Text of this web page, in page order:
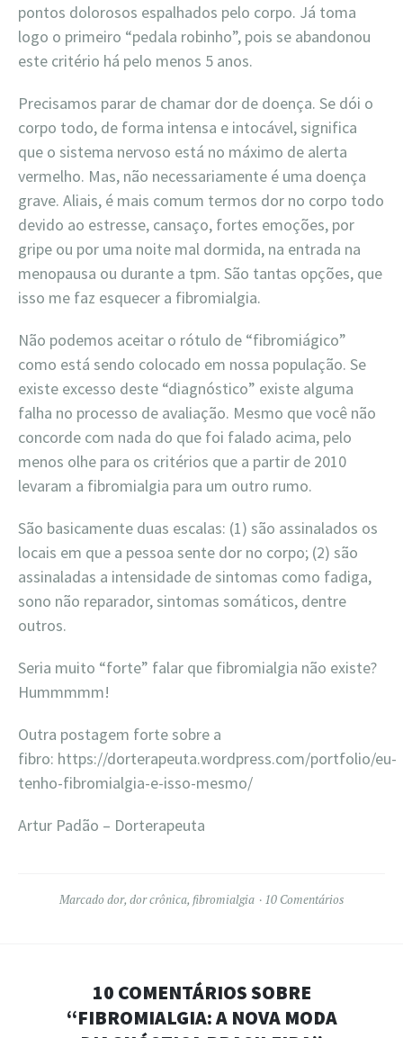
pontos dolorosos espalhados pelo corpo. Já toma
logo o primeiro “pedala robinho”, pois se abandonou
este critério há pelo menos 5 anos.
Precisamos parar de chamar dor de doença. Se dói o
corpo todo, de forma intensa e intocável, significa
que o sistema nervoso está no máximo de alerta
vermelho. Mas, não necessariamente é uma doença
grave. Aliais, é mais comum termos dor no corpo todo
devido ao estresse, cansaço, fortes emoções, por
gripe ou por uma noite mal dormida, na entrada na
menopausa ou durante a tpm. São tantas opções, que
isso me faz esquecer a fibromialgia.
Não podemos aceitar o rótulo de “fibromiágico”
como está sendo colocado em nossa população. Se
existe excesso deste “diagnóstico” existe alguma
falha no processo de avaliação. Mesmo que você não
concorde com nada do que foi falado acima, pelo
menos olhe para os critérios que a partir de 2010
levaram a fibromialgia para um outro rumo.
São basicamente duas escalas: (1) são assinalados os
locais em que a pessoa sente dor no corpo; (2) são
assinaladas a intensidade de sintomas como fadiga,
sono não reparador, sintomas somáticos, dentre
outros.
Seria muito “forte” falar que fibromialgia não existe?
Hummmmm!
Outra postagem forte sobre a
fibro: https://dorterapeuta.wordpress.com/portfolio/eu-
tenho-fibromialgia-e-isso-mesmo/
Artur Padão – Dorterapeuta
Marcado dor, dor crônica, fibromialgia 10 Comentários
10 COMENTÁRIOS SOBRE
“FIBROMIALGIA: A NOVA MODA